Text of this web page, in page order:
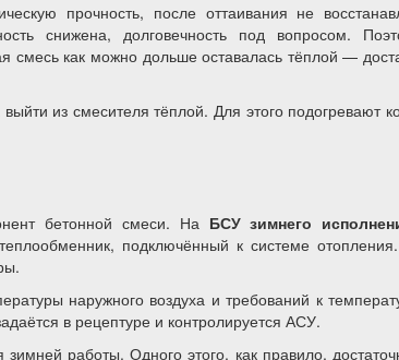
прочность, после оттаивания не
снижена, долговечность под вопросом.
смесь как можно дольше оставалась тёплой —
из смесителя тёплой. Для этого подогревают
бетонной смеси. На БСУ зимнего
подключённый к системе
наружного воздуха и требований к
в рецептуре и контролируется АСУ.
работы. Одного этого, как правило,